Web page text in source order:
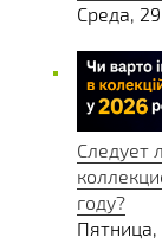
Среда,
Следует
году?